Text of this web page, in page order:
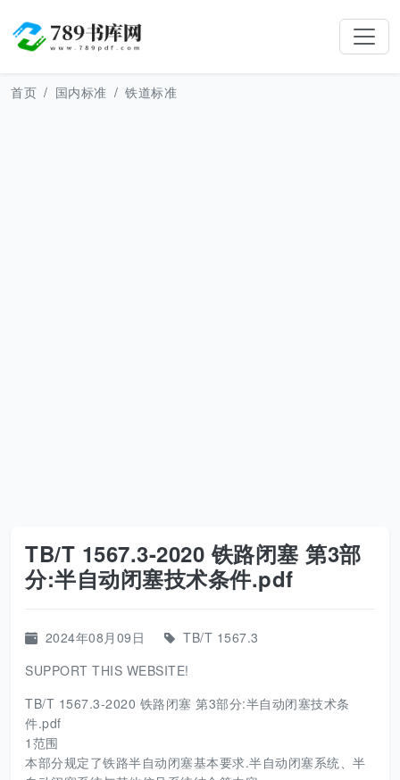
首页 国内标准 铁道标准
TB/T 1567.3-2020 铁路闭塞 第3部
分:半自动闭塞技术条件.pdf
2024年08月09日
TB/T 1567.3
SUPPORT THIS WEBSITE!
TB/T 1567.3-2020 铁路闭塞 第3部分:半自动闭塞技术条
件.pdf
1范围
本部分规定了铁路半自动闭塞基本要求.半自动闭塞系统、半